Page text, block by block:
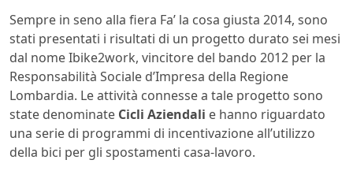
Sempre in seno alla fiera Fa’ la cosa giusta 2014, sono
stati presentati i risultati di un progetto durato sei mesi
dal nome Ibike2work, vincitore del bando 2012 per la
Responsabilità Sociale d’Impresa della Regione
Lombardia. Le attività connesse a tale progetto sono
state denominate Cicli Aziendali e hanno riguardato
una serie di programmi di incentivazione all’utilizzo
della bici per gli spostamenti casa-lavoro.